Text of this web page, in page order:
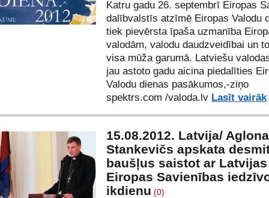
Katru gadu 26. septembrī Eiropas
dalībvalstīs atzīmē Eiropas Valodu
tiek pievērsta īpaša uzmanība
valodām, valodu daudzveidībai un
visa mūža garumā. Latviešu
jau astoto gadu aicina piedalīties
Valodu dienas pasākumos,-ziņo
spektrs.com /valoda.lv Lasīt vairāk
15.08.2012. Latvija/
Stankevičs apskata
baušļus saistot ar
Eiropas Savienības
ikdienu (0)